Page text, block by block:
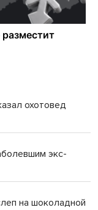
охотовед
экс-
на шоколадной